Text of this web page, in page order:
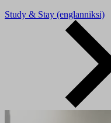
Study & Stay (englanniksi)